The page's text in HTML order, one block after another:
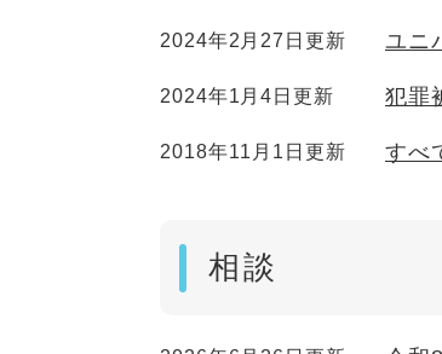
2024年2月27日更新 ユニ
2024年1月4日更新 犯罪
2018年11月1日更新 すべ
相談